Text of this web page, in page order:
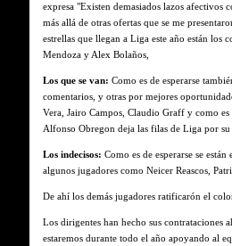
expresa "Existen demasiados lazos afectivos
más allá de otras ofertas que se me
estrellas que llegan a Liga este año están los
Mendoza y Alex Bolaños,
Los que se van: Como es de esperarse
comentarios, y otras por mejores
Vera, Jairo Campos, Claudio Graff y como
Alfonso Obregon deja las filas de Liga por su
Los indecisos: Como es de esperarse se
algunos jugadores como Neicer Reascos,
De ahí los demás jugadores ratificarón el
Los dirigentes han hecho sus contrataciones
estaremos durante todo el año apoyando al